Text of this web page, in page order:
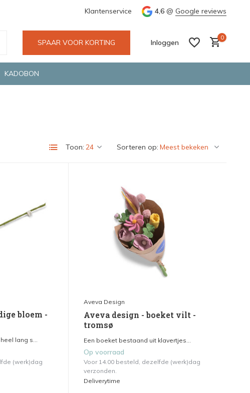
en GLS. Wij maken gebruik van gerecycled
Klantenservice 4,6 @ Google reviews
SPAAR VOOR KORTING Inloggen
0
KADOBON
Toon: Sorteren op:
bloem -
lang s...
(werk)dag
Aveva Design
Aveva design - boeket vilt -
tromsø
Een boeket bestaand uit klavertjes...
Op voorraad
Voor 14.00 besteld, dezelfde (werk)dag
verzonden.
Deliverytime